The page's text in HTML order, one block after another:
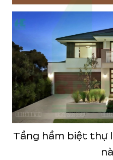
Tầng hầm biệt thự